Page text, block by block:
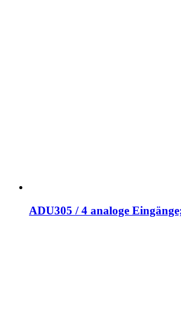
ADU305 / 4 analoge